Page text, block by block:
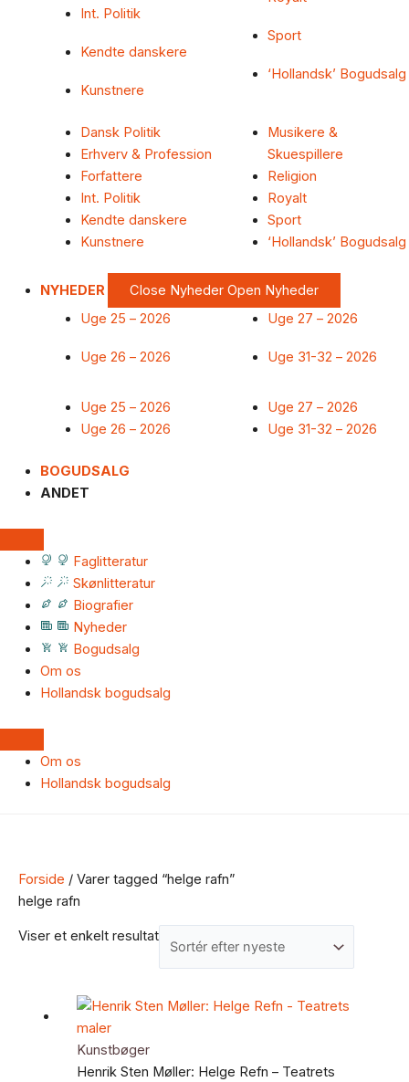
Int. Politik
Kendte danskere
Kunstnere
Sport
‘Hollandsk’ Bogudsalg
Dansk Politik
Erhverv & Profession
Forfattere
Int. Politik
Kendte danskere
Kunstnere
Musikere &
Skuespillere
Religion
Royalt
Sport
‘Hollandsk’ Bogudsalg
NYHEDER Close Nyheder Open Nyheder
Uge 25 – 2026
Uge 26 – 2026
Uge 27 – 2026
Uge 31-32 – 2026
Uge 25 – 2026
Uge 26 – 2026
Uge 27 – 2026
Uge 31-32 – 2026
BOGUDSALG
ANDET
Faglitteratur
Skønlitteratur
Biografier
Nyheder
Bogudsalg
Om os
Hollandsk bogudsalg
Om os
Hollandsk bogudsalg
Forside / Varer tagged “helge rafn”
helge rafn
Viser et enkelt resultat
Kunstbøger
Henrik Sten Møller: Helge Refn – Teatrets